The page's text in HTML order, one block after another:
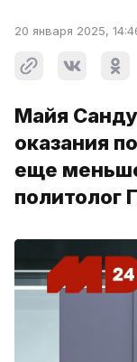
20 января 2025,
Майя
оказания
еще
политолог